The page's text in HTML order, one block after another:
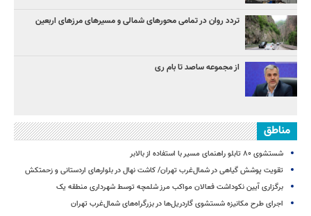
تردد روان در تمامی محورهای شمالی و مسیرهای مرزهای اربعین
از مجموعه ساصد تا بام ری
مناطق
شستشوی ۸۰ تابلو راهنمای مسیر با استفاده از بالابر
تقویت پوشش گیاهی در شمال‌غرب تهران/ کاشت نهال در بلوارهای اردستانی و زحمتکش
برگزاری آیین نکوداشت فعالان مواکب مرز شلمچه توسط شهرداری منطقه یک
اجرای طرح مکانیزه شستشوی گاردریل‌ها در بزرگراه‌های شمال‌غرب تهران